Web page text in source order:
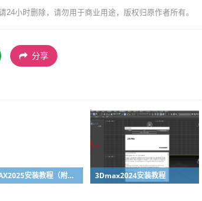
小时删除，请勿用于商业用途，版权归原作者所有。
分享
3dsMAX2025安装教程（附下载地址） 3Dmax2024安装教程